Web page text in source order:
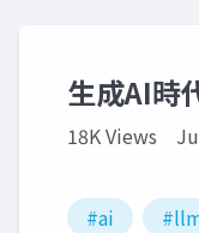
生成AI時
18K Views
#ai